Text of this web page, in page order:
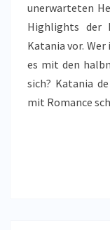
unerwarteten
Highlights der
Katania vor. Wer
es mit den
sich? Katania
mit Romance